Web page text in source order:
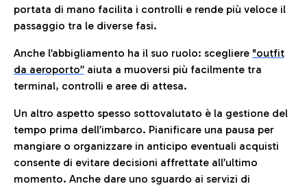
portata di mano facilita i controlli e rende più veloce il
passaggio tra le diverse fasi.
Anche l’abbigliamento ha il suo ruolo: scegliere "outfit
da aeroporto” aiuta a muoversi più facilmente tra
terminal, controlli e aree di attesa.
Un altro aspetto spesso sottovalutato è la gestione del
tempo prima dell’imbarco. Pianificare una pausa per
mangiare o organizzare in anticipo eventuali acquisti
consente di evitare decisioni affrettate all’ultimo
momento. Anche dare uno sguardo ai servizi di